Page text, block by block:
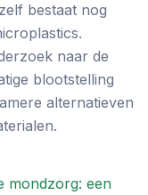
bestaat nog
naar de
blootstelling
alternatieven
mondzorg: een